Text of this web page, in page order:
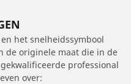
het snelheidssymbool
de originele maat die in de
professional
over: